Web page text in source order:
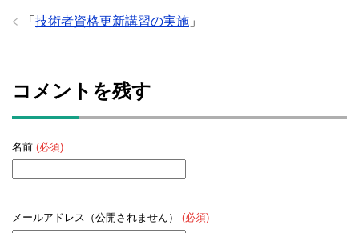
「 技術者資格更新講習の実施 」
コメントを残す
名前 (必須)
メールアドレス（公開されません） (必須)